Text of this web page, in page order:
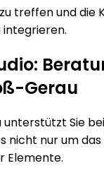
treffen und
integrieren.
Gerau
Sie
nur um
Elemente.